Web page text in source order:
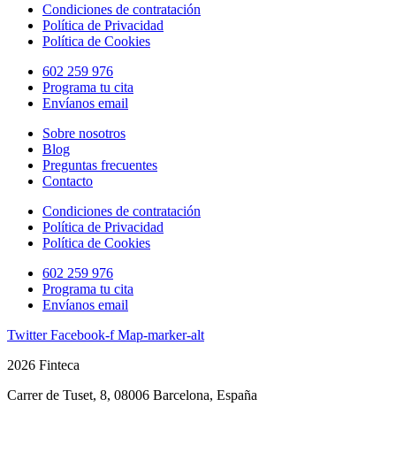
Condiciones de contratación
Política de Privacidad
Política de Cookies
602 259 976
Programa tu cita
Envíanos email
Sobre nosotros
Blog
Preguntas frecuentes
Contacto
Condiciones de contratación
Política de Privacidad
Política de Cookies
602 259 976
Programa tu cita
Envíanos email
Twitter Facebook-f Map-marker-alt
2026 Finteca
Carrer de Tuset, 8, 08006 Barcelona, España